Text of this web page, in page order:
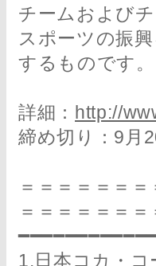
チームおよび
スポーツの振
するものです。
詳細： http://
締め切り：9月
＝＝＝＝＝＝
＝＝＝＝＝＝＝
1.日本コカ・